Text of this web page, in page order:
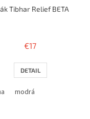
Tibhar Relief BETA
€17
DETAIL
modrá